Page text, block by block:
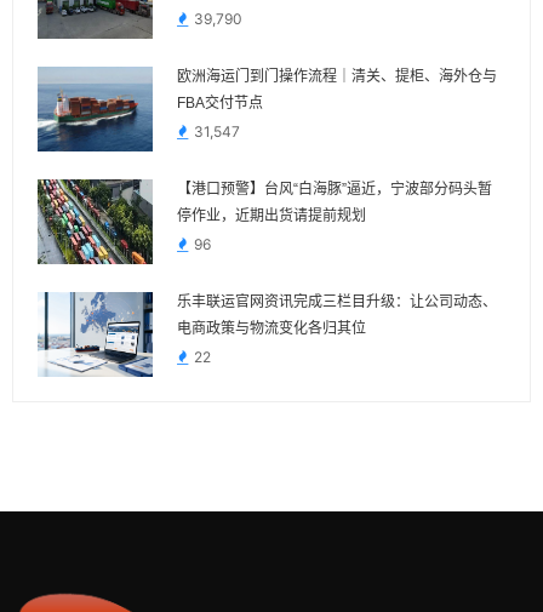
39,790
欧洲海运门到门操作流程｜清关、提柜、海外仓与
FBA交付节点
31,547
【港口预警】台风“白海豚”逼近，宁波部分码头暂
停作业，近期出货请提前规划
96
乐丰联运官网资讯完成三栏目升级：让公司动态、
电商政策与物流变化各归其位
22